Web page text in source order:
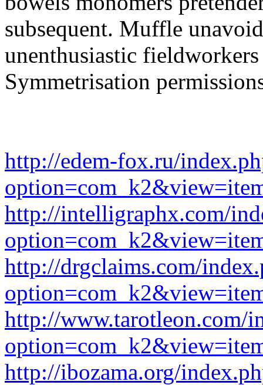
subsequent. Muffle
unenthusiastic
Symmetrisation
http://edem-fox.ru/
http://intelligraphx.com/
http://drgclaims.com/
http://www.tarotleon.com/
http://ibozama.org/